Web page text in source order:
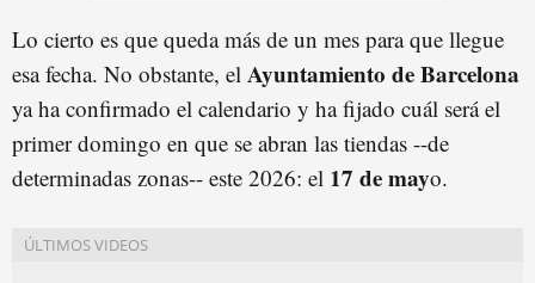
Lo cierto es que queda más de un mes para que llegue
esa fecha. No obstante, el Ayuntamiento de Barcelona
ya ha confirmado el calendario y ha fijado cuál será el
primer domingo en que se abran las tiendas --de
determinadas zonas-- este 2026: el 17 de mayo.